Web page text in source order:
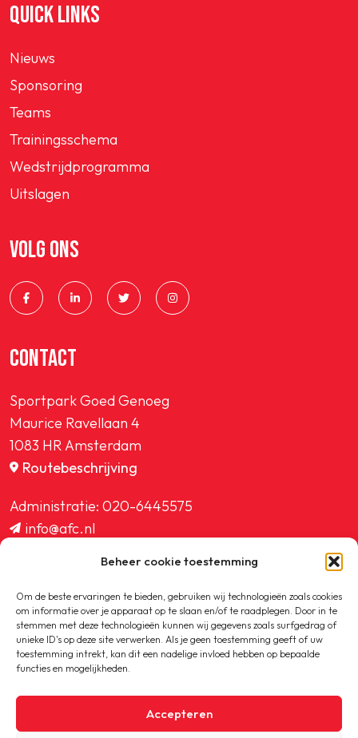
Beheer cookie toestemming
Om de beste ervaringen te bieden, gebruiken wij technologieën zoals cookies
om informatie over je apparaat op te slaan en/of te raadplegen. Door in te
stemmen met deze technologieën kunnen wij gegevens zoals surfgedrag of
unieke ID's op deze site verwerken. Als je geen toestemming geeft of uw
toestemming intrekt, kan dit een nadelige invloed hebben op bepaalde
functies en mogelijkheden.
Accepteren
QUICK LINKS
Nieuws
Sponsoring
Teams
Trainingsschema
Wedstrijdprogramma
Uitslagen
VOLG ONS
CONTACT
Sportpark Goed Genoeg
Maurice Ravellaan 4
1083 HR Amsterdam
Routebeschrijving
Administratie: 020-6445575
info@afc.nl
ledenadministratie@afc.nl
Copyright © 2020-2026 AFC